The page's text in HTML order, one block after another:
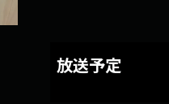
放送予定